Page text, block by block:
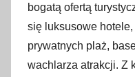
bogatą ofertą
się luksusowe
prywatnych plaż,
wachlarza atrakcji. Z